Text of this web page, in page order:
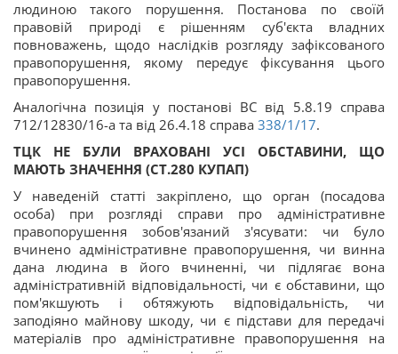
людиною такого порушення. Постанова по своїй
правовій природі є рішенням суб'єкта владних
повноважень, щодо наслідків розгляду зафіксованого
правопорушення, якому передує фіксування цього
правопорушення.
Аналогічна позиція у постанові ВС від 5.8.19 справа
712/12830/16-а та від 26.4.18 справа 338/1/17.
ТЦК НЕ БУЛИ ВРАХОВАНІ УСІ ОБСТАВИНИ, ЩО
МАЮТЬ ЗНАЧЕННЯ (СТ.280 КУПАП)
У наведеній статті закріплено, що орган (посадова
особа) при розгляді справи про адміністративне
правопорушення зобов'язаний з'ясувати: чи було
вчинено адміністративне правопорушення, чи винна
дана людина в його вчиненні, чи підлягає вона
адміністративній відповідальності, чи є обставини, що
пом'якшують і обтяжують відповідальність, чи
заподіяно майнову шкоду, чи є підстави для передачі
матеріалів про адміністративне правопорушення на